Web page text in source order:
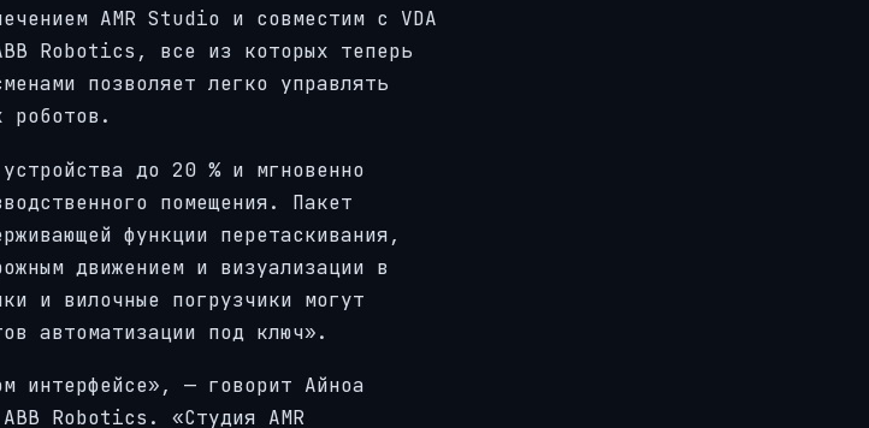
AMR Studio и совместим с VDA
Robotics, все из которых теперь
позволяет легко управлять
роботов.
до 20 % и мгновенно
помещения. Пакет
функции перетаскивания,
движением и визуализации в
и вилочные погрузчики могут
автоматизации под ключ».
интерфейсе», — говорит Айноа
Robotics. «Студия AMR